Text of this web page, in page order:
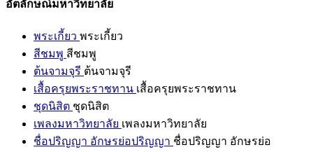
อัตลักษณ์มหาวิทยาลัย
พระเกี้ยว พระเกี้ยว
สีชมพู สีชมพู
ต้นจามจุรี ต้นจามจุรี
เสื้อครุยพระราชทาน เสื้อครุยพระราชทาน
ชุดนิสิต ชุดนิสิต
เพลงมหาวิทยาลัย เพลงมหาวิทยาลัย
ชื่อปริญญา อักษรย่อปริญญา ชื่อปริญญา อักษรย่อ